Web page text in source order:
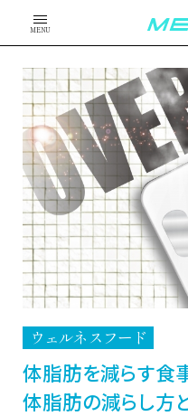
MENU
ウェルネスフード
体脂肪を減らす食
体脂肪の減らし方